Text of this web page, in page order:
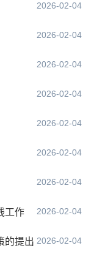
2026-02-04
2026-02-04
2026-02-04
2026-02-04
2026-02-04
2026-02-04
2026-02-04
工作 2026-02-04
的提出 2026-02-04